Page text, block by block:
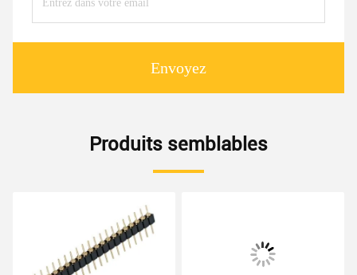
Envoyez
Produits semblables